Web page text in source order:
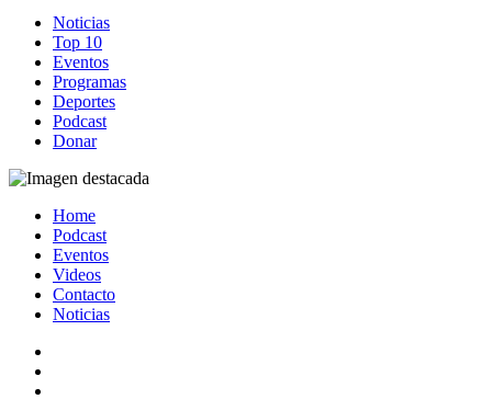
Noticias
Top 10
Eventos
Programas
Deportes
Podcast
Donar
Home
Podcast
Eventos
Videos
Contacto
Noticias